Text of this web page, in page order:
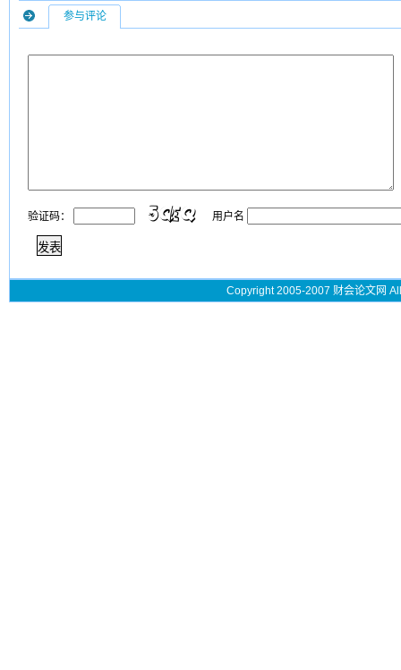
参与评论
验证码： 用户名
Copyright 2005-2007 财会论文网